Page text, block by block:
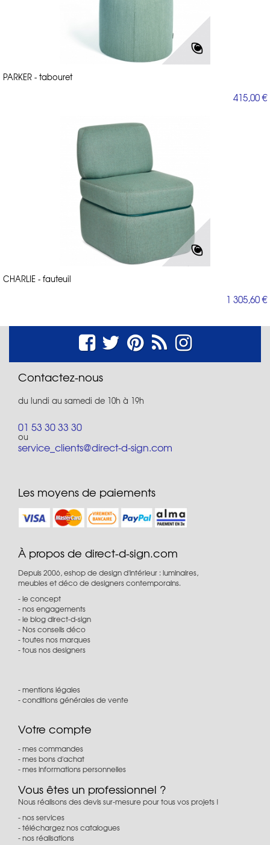
PARKER - tabouret
415,00 €
CHARLIE - fauteuil
1 305,60 €
Contactez-nous
du lundi au samedi de 10h à 19h
01 53 30 33 30
ou
service_clients@direct-d-sign.com
Les moyens de paiements
À propos de direct-d-sign.com
Depuis 2006, eshop de design d'intérieur : luminaires,
meubles et déco de designers contemporains.
le concept
nos engagements
le blog direct-d-sign
Nos conseils déco
toutes nos marques
tous nos designers
mentions légales
conditions générales de vente
Votre compte
mes commandes
mes bons d'achat
mes informations personnelles
Vous êtes un professionnel ?
Nous réalisons des devis sur-mesure pour tous vos projets !
nos services
téléchargez nos catalogues
nos réalisations